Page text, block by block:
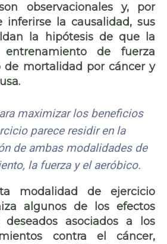
observacionales y, por
inferirse la causalidad, sus
la hipótesis de que la
de fuerza
de mortalidad por cáncer y
maximizar los beneficios
parece residir en la
de ambas modalidades de
la fuerza y el aeróbico.
modalidad de ejercicio
algunos de los efectos
deseados asociados a los
contra el cáncer,